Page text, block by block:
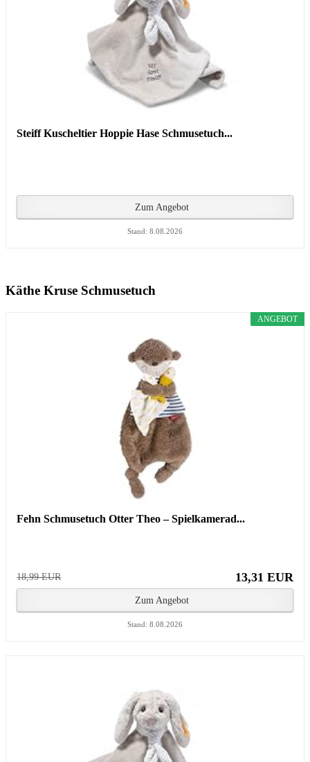
Steiff Kuscheltier Hoppie Hase Schmusetuch...
Zum Angebot
Stand: 8.08.2026
Käthe Kruse Schmusetuch
ANGEBOT
Fehn Schmusetuch Otter Theo – Spielkamerad...
18,99 EUR 13,31 EUR
Zum Angebot
Stand: 8.08.2026